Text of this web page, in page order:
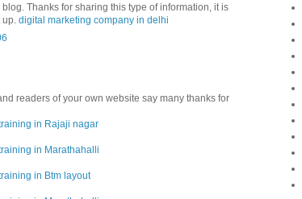
Thanks for sharing this type of information, it is
digital marketing company in delhi
readers of your own website say many thanks for
in Rajaji nagar
in Marathahalli
in Btm layout